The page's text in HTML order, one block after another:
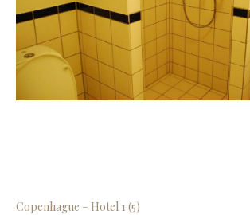
Copenhague – Hotel 1 (5)